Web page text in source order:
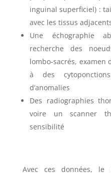
inguinal superficiel) :
avec les tissus
Une échographie
recherche des
lombo-sacrés, examen
à des
d’anomalies
Des radiographies
voire un scanner
sensibilité
Avec ces données,